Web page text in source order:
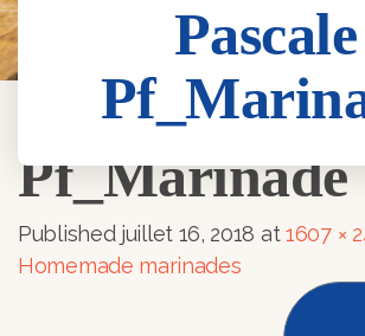
Pascale
Pascale
Pf_Marinade
Published juillet 16, 2018 at1607 ×
Homemade marinades